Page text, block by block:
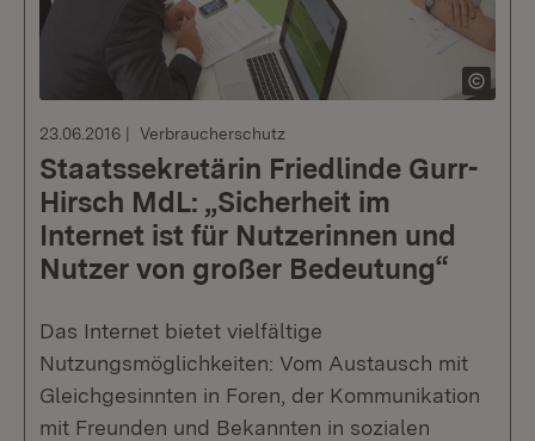
23.06.2016 Verbraucherschutz
Staatssekretärin Friedlinde Gurr-
Hirsch MdL: „Sicherheit im
Internet ist für Nutzerinnen und
Nutzer von großer Bedeutung“
Das Internet bietet vielfältige
Nutzungsmöglichkeiten: Vom Austausch mit
Gleichgesinnten in Foren, der Kommunikation
mit Freunden und Bekannten in sozialen